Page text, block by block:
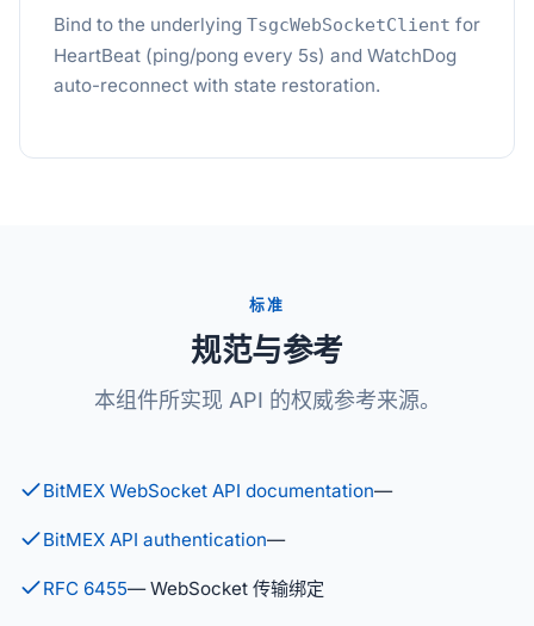
Bind to the underlying TsgcWebSocketClient for
HeartBeat (ping/pong every 5s) and WatchDog
auto-reconnect with state restoration.
标准
规范与参考
本组件所实现 API 的权威参考来源。
BitMEX WebSocket API documentation—
BitMEX API authentication—
RFC 6455— WebSocket 传输绑定